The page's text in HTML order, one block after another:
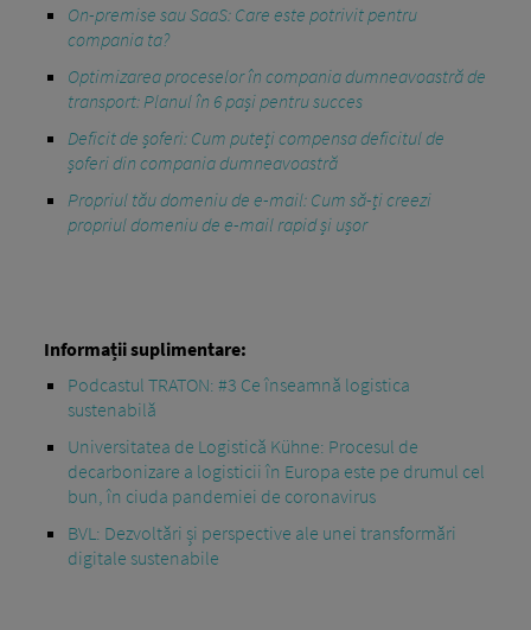
On-premise sau SaaS: Care este potrivit pentru
compania ta?
Optimizarea proceselor în compania dumneavoastră de
transport: Planul în 6 pași pentru succes
Deficit de șoferi: Cum puteți compensa deficitul de
șoferi din compania dumneavoastră
Propriul tău domeniu de e-mail: Cum să-ți creezi
propriul domeniu de e-mail rapid și ușor
Informații suplimentare:
Podcastul TRATON: #3 Ce înseamnă logistica
sustenabilă
Universitatea de Logistică Kühne: Procesul de
decarbonizare a logisticii în Europa este pe drumul cel
bun, în ciuda pandemiei de coronavirus
BVL: Dezvoltări și perspective ale unei transformări
digitale sustenabile